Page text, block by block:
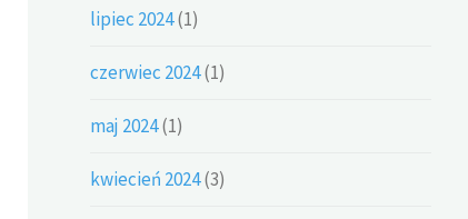
lipiec 2024(1)
czerwiec 2024(1)
maj 2024(1)
kwiecień 2024(3)